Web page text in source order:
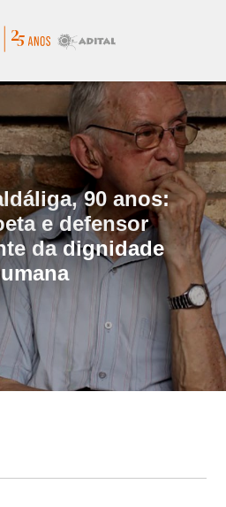
90 anos:
e defensor
da dignidade